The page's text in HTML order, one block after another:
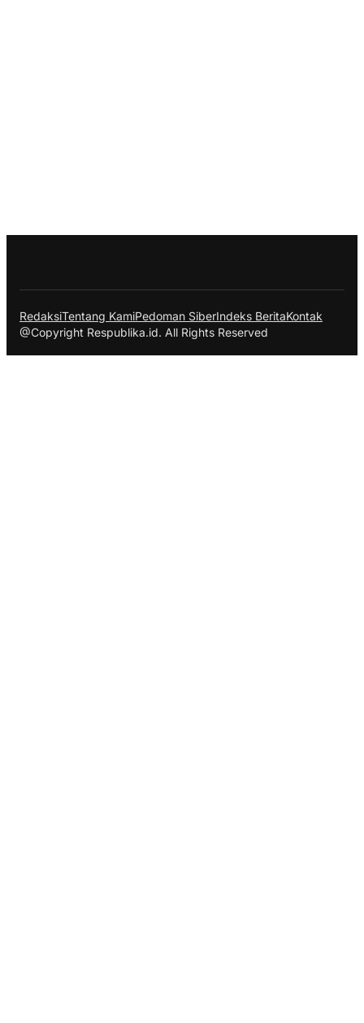
RedaksiTentang KamiPedoman SiberIndeks BeritaKontak
@Copyright Respublika.id. All Rights Reserved